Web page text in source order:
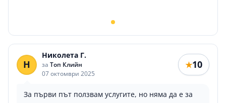
Н
Николета Г.
за Топ Клийн
07 октомври 2025
★10
За първи път ползвам услугите, но няма да е за